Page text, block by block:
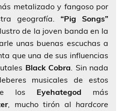
metalizado y fangoso por
geografía. “Pig Songs”
de la joven banda en la
unas buenas escuchas a
que una de sus influencias
Black Cobra. Sin nada
musicales de estos
los Eyehategod más
, mucho tirón al hardcore